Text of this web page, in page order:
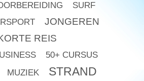
SURF
JONGEREN
REIS
50+ CURSUS
MUZIEK STRAND